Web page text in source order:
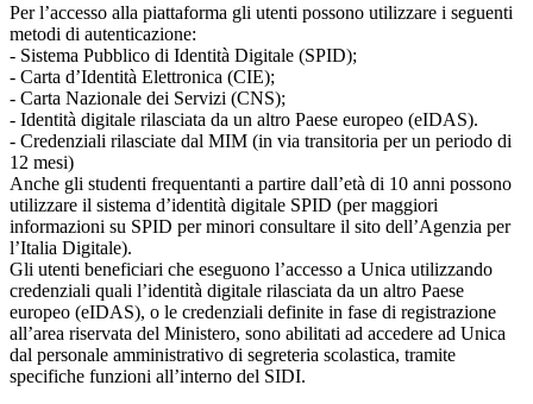
Per l’accesso alla piattaforma gli utenti possono utilizzare i seguenti
metodi di autenticazione:
- Sistema Pubblico di Identità Digitale (SPID);
- Carta d’Identità Elettronica (CIE);
- Carta Nazionale dei Servizi (CNS);
- Identità digitale rilasciata da un altro Paese europeo (eIDAS).
- Credenziali rilasciate dal MIM (in via transitoria per un periodo di
12 mesi)
Anche gli studenti frequentanti a partire dall’età di 10 anni possono
utilizzare il sistema d’identità digitale SPID (per maggiori
informazioni su SPID per minori consultare il sito dell’Agenzia per
l’Italia Digitale).
Gli utenti beneficiari che eseguono l’accesso a Unica utilizzando
credenziali quali l’identità digitale rilasciata da un altro Paese
europeo (eIDAS), o le credenziali definite in fase di registrazione
all’area riservata del Ministero, sono abilitati ad accedere ad Unica
dal personale amministrativo di segreteria scolastica, tramite
specifiche funzioni all’interno del SIDI.